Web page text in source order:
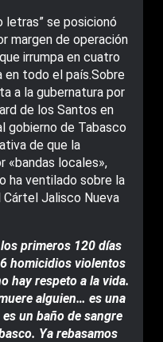
letras” se posicionó
margen de operación
irrumpa en cuatro
todo el país.Sobre
a la gubernatura por
de los Santos en
gobierno de Tabasco
de que la
«bandas locales»,
ha ventilado sobre la
Jalisco Nueva
primeros 120 días
homicidios violentos
hay respeto a la vida.
alguien… es una
un baño de sangre
Ya rebasamos